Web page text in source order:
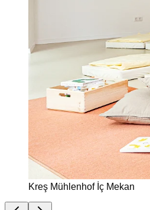
Kreş Mühlenhof İç Mekan